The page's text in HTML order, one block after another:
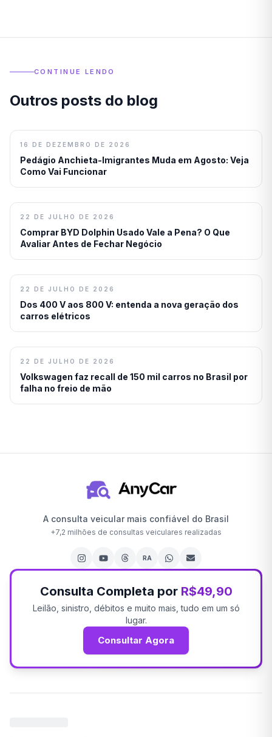
CONTINUE LENDO
Outros posts do blog
16 DE DEZEMBRO DE 2026
Pedágio Anchieta-Imigrantes Muda em Agosto: Veja
Como Vai Funcionar
22 DE JULHO DE 2026
Comprar BYD Dolphin Usado Vale a Pena? O Que
Avaliar Antes de Fechar Negócio
22 DE JULHO DE 2026
Dos 400 V aos 800 V: entenda a nova geração dos
carros elétricos
22 DE JULHO DE 2026
Volkswagen faz recall de 150 mil carros no Brasil por
falha no freio de mão
A consulta veicular mais confiável do Brasil
+7,2 milhões de consultas veiculares realizadas
RA
Consulta Completa por R$49,90
Leilão, sinistro, débitos e muito mais, tudo em um só
lugar.
Consultar Agora